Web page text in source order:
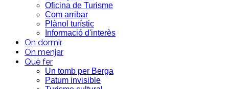
Oficina de Turisme
Com arribar
Plànol turístic
Informació d'interès
On dormir
On menjar
Què fer
Un tomb per Berga
Patum invisible